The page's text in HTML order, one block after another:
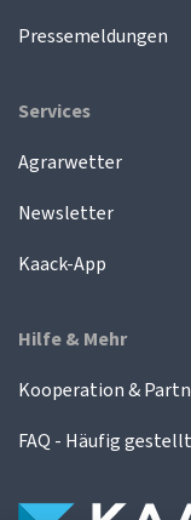
Pressemeldungen
Services
Agrarwetter
Newsletter
Kaack-App
Hilfe & Mehr
Kooperation &
FAQ - Häufig